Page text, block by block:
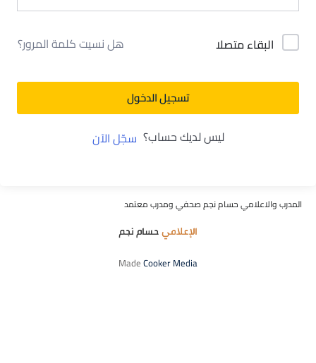
البقاء متصلا هل نسيت كلمة المرور؟
تسجيل الدخول
ليس لديك حساب؟ سجّل الآن
المدرب والاعلامي حسام نجم صحفي ومدرب معتمد
MadeCooker Media